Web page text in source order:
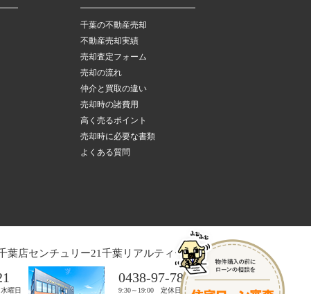
千葉の不動産売却
不動産売却実績
売却査定フォーム
売却の流れ
仲介と買取の違い
売却時の諸費用
高く売るポイント
売却時に必要な書類
よくある質問
葉店
曜日
センチュリー21千葉リアルティー木更津店
0438-97-7821
9:30～19:00 定休日：水曜日